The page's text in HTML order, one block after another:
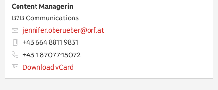
Content Managerin
B2B Communications
jennifer.oberueber​@orf.at
+43 664 8811 9831
+43 1 87077-15072
Download vCard